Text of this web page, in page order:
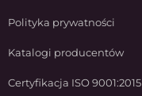
Polityka prywatności
Katalogi producentów
Certyfikacja ISO 9001:2015